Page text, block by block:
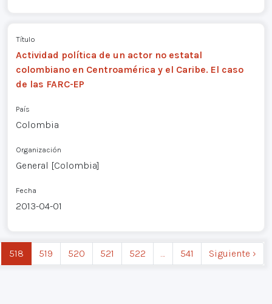
Título
Actividad política de un actor no estatal
colombiano en Centroamérica y el Caribe. El caso
de las FARC-EP
País
Colombia
Organización
General [Colombia]
Fecha
2013-04-01
518 519 520 521 522 … 541 Siguiente ›